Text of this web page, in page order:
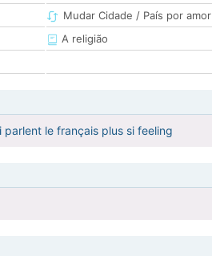
Mudar Cidade / País por amor
A religião
le français plus si feeling